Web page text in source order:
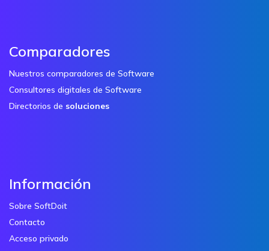
Comparadores
Nuestros comparadores de Software
Consultores digitales de Software
Directorios de soluciones
Información
Sobre SoftDoit
Contacto
Acceso privado